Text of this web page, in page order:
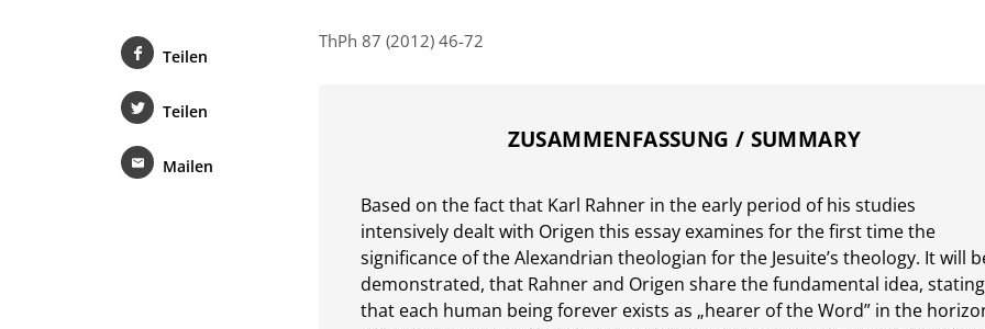
ThPh 87 (2012) 46-72
ZUSAMMENFASSUNG / SUMMARY
Based on the fact that Karl Rahner in the early period of his studies
intensively dealt with Origen this essay examines for the first time the
significance of the Alexandrian theologian for the Jesuite’s theology. It will
demonstrated, that Rahner and Origen share the fundamental idea, stating
that each human being forever exists as „hearer of the Word” in the
Teilen
Teilen
Mailen